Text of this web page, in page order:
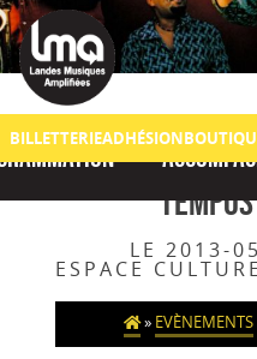
Skip
to
content
BILLETTERIEADHÉSION
LE 2013-
ESPACE
» EVÈNEMENTS